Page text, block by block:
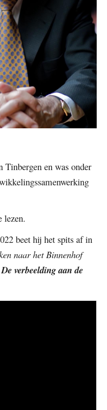
Tinbergen en was onder
lezen.
beet hij het spits af in
Kijken naar het Binnenhof
De verbeelding aan de